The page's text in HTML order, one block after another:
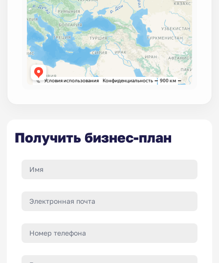
Получить бизнес-план